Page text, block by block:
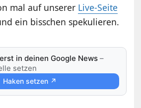
mal auf unserer Live-Seite
ein bisschen spekulieren.
in deinen Google News –
setzen
Haken setzen ↗